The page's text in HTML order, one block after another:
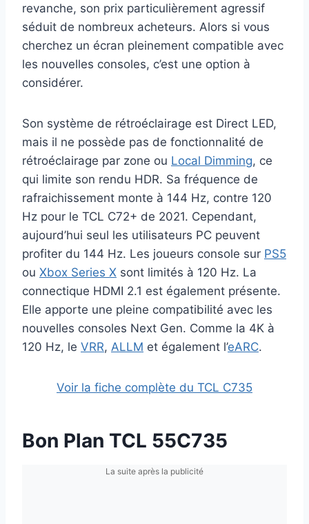
revanche, son prix particulièrement agressif
séduit de nombreux acheteurs. Alors si vous
cherchez un écran pleinement compatible avec
les nouvelles consoles, c’est une option à
considérer.
Son système de rétroéclairage est Direct LED,
mais il ne possède pas de fonctionnalité de
rétroéclairage par zone ou Local Dimming, ce
qui limite son rendu HDR. Sa fréquence de
rafraichissement monte à 144 Hz, contre 120
Hz pour le TCL C72+ de 2021. Cependant,
aujourd’hui seul les utilisateurs PC peuvent
profiter du 144 Hz. Les joueurs console sur PS5
ou Xbox Series X sont limités à 120 Hz. La
connectique HDMI 2.1 est également présente.
Elle apporte une pleine compatibilité avec les
nouvelles consoles Next Gen. Comme la 4K à
120 Hz, le VRR, ALLM et également l’eARC.
Voir la fiche complète du TCL C735
Bon Plan TCL 55C735
La suite après la publicité